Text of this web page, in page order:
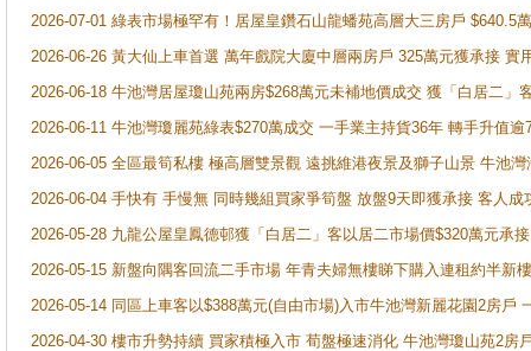
2026-07-01 綠表市場極罕有！居屋皇鑽石山龍蟠苑高層大三房戶
2026-06-26 黃大仙上車首選 萬年戲院大廈中層兩房戶 325萬元獲承接 實
2026-06-18 牛池灣居屋瓊山苑兩房$268萬元未補地價成交 獲「白居二」
2026-06-11 牛池灣瓊麗苑綠表$270萬成交 一手業主持貨36年 轉手升值逾
2026-06-05 全區最筍私樓 極高層雙景觀 遠挑維港夜景及獅子山景 牛池
2026-06-04 手快有 手慢無 同時幾組買家爭筍盤 放盤9天即獲承接 客人
2026-05-28 九龍公屋皇鳳德邨獲「白居二」客以居二市場價$320萬元承接
2026-05-15 新盤向隅客回流二手市場 年青夫婦無樓睇下購入連租約半新
2026-05-14 同區上車客以$388萬元(自由市場)入市牛池灣新麗花園2房戶
2026-04-30 樓市升勢持續 買家積極入市 荀盤極速消化 牛池灣瓊山苑2房